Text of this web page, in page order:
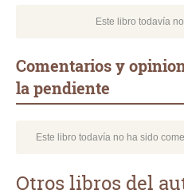
Este libro todavía
Comentarios y
la pendiente
Este libro todavía no ha sido
Otros libros del